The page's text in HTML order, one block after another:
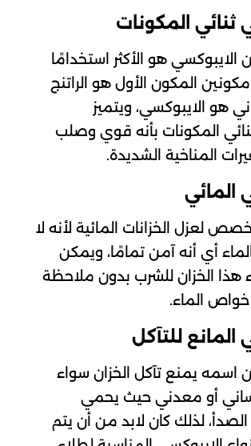
ثنائي المكونات
الايبوكسي هو الأكثر استخدامًا
المكون الأول هو الراتنج
هو الايبوكسي، ويتميز
المكونات بأنه قوي وصلب
المناخية الشديدة.
المائي
لعزل الخزانات المائية لأنه لا
أي أنه آمن تمامًا، ويمكن
هذا الخزان للشرب بدون ملاحظة
الماء.
المانع للتآكل
اسمه يمنع تآكل الخزان سواء
أو معدني حيث يحمي
الصدأ، لذلك كان لابد من أن يتم